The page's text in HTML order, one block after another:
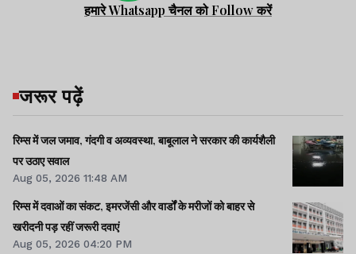
हमारे Whatsapp चैनल को Follow करें
जरूर पढ़ें
रिम्स में जल जमाव, गंदगी व अव्यवस्था, बाबूलाल ने सरकार की कार्यशैली
पर उठाए सवाल
Aug 05, 2026 11:48 AM
रिम्स में दवाओं का संकट, इमरजेंसी और वार्डों के मरीजों को बाहर से
खरीदनी पड़ रहीं जरूरी दवाएं
Aug 05, 2026 04:20 PM